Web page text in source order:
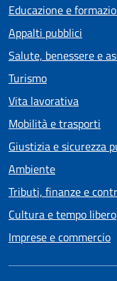
Educazione e
Appalti pubblici
Salute, benessere e
Turismo
Vita lavorativa
Mobilità e trasporti
Giustizia e sicurezza
Ambiente
Tributi, finanze e
Cultura e tempo libero
Imprese e commercio